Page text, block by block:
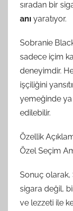
sıradan bir
anı yaratıyor.
Sobranie
sadece içim
deneyimdir.
işçiliğini
yemeğinde
edilebilir.
Özellik
Özel Seçim
Sonuç olarak,
sigara değil,
ve lezzeti ile